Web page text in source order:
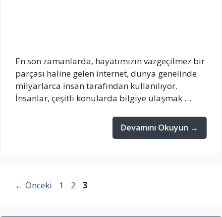
En son zamanlarda, hayatımızın vazgeçilmez bir
parçası haline gelen internet, dünya genelinde
milyarlarca insan tarafından kullanılıyor.
İnsanlar, çeşitli konularda bilgiye ulaşmak …
Devamını Okuyun →
← Önceki Sayfa
1 Sayfa
2 Sayfa
3